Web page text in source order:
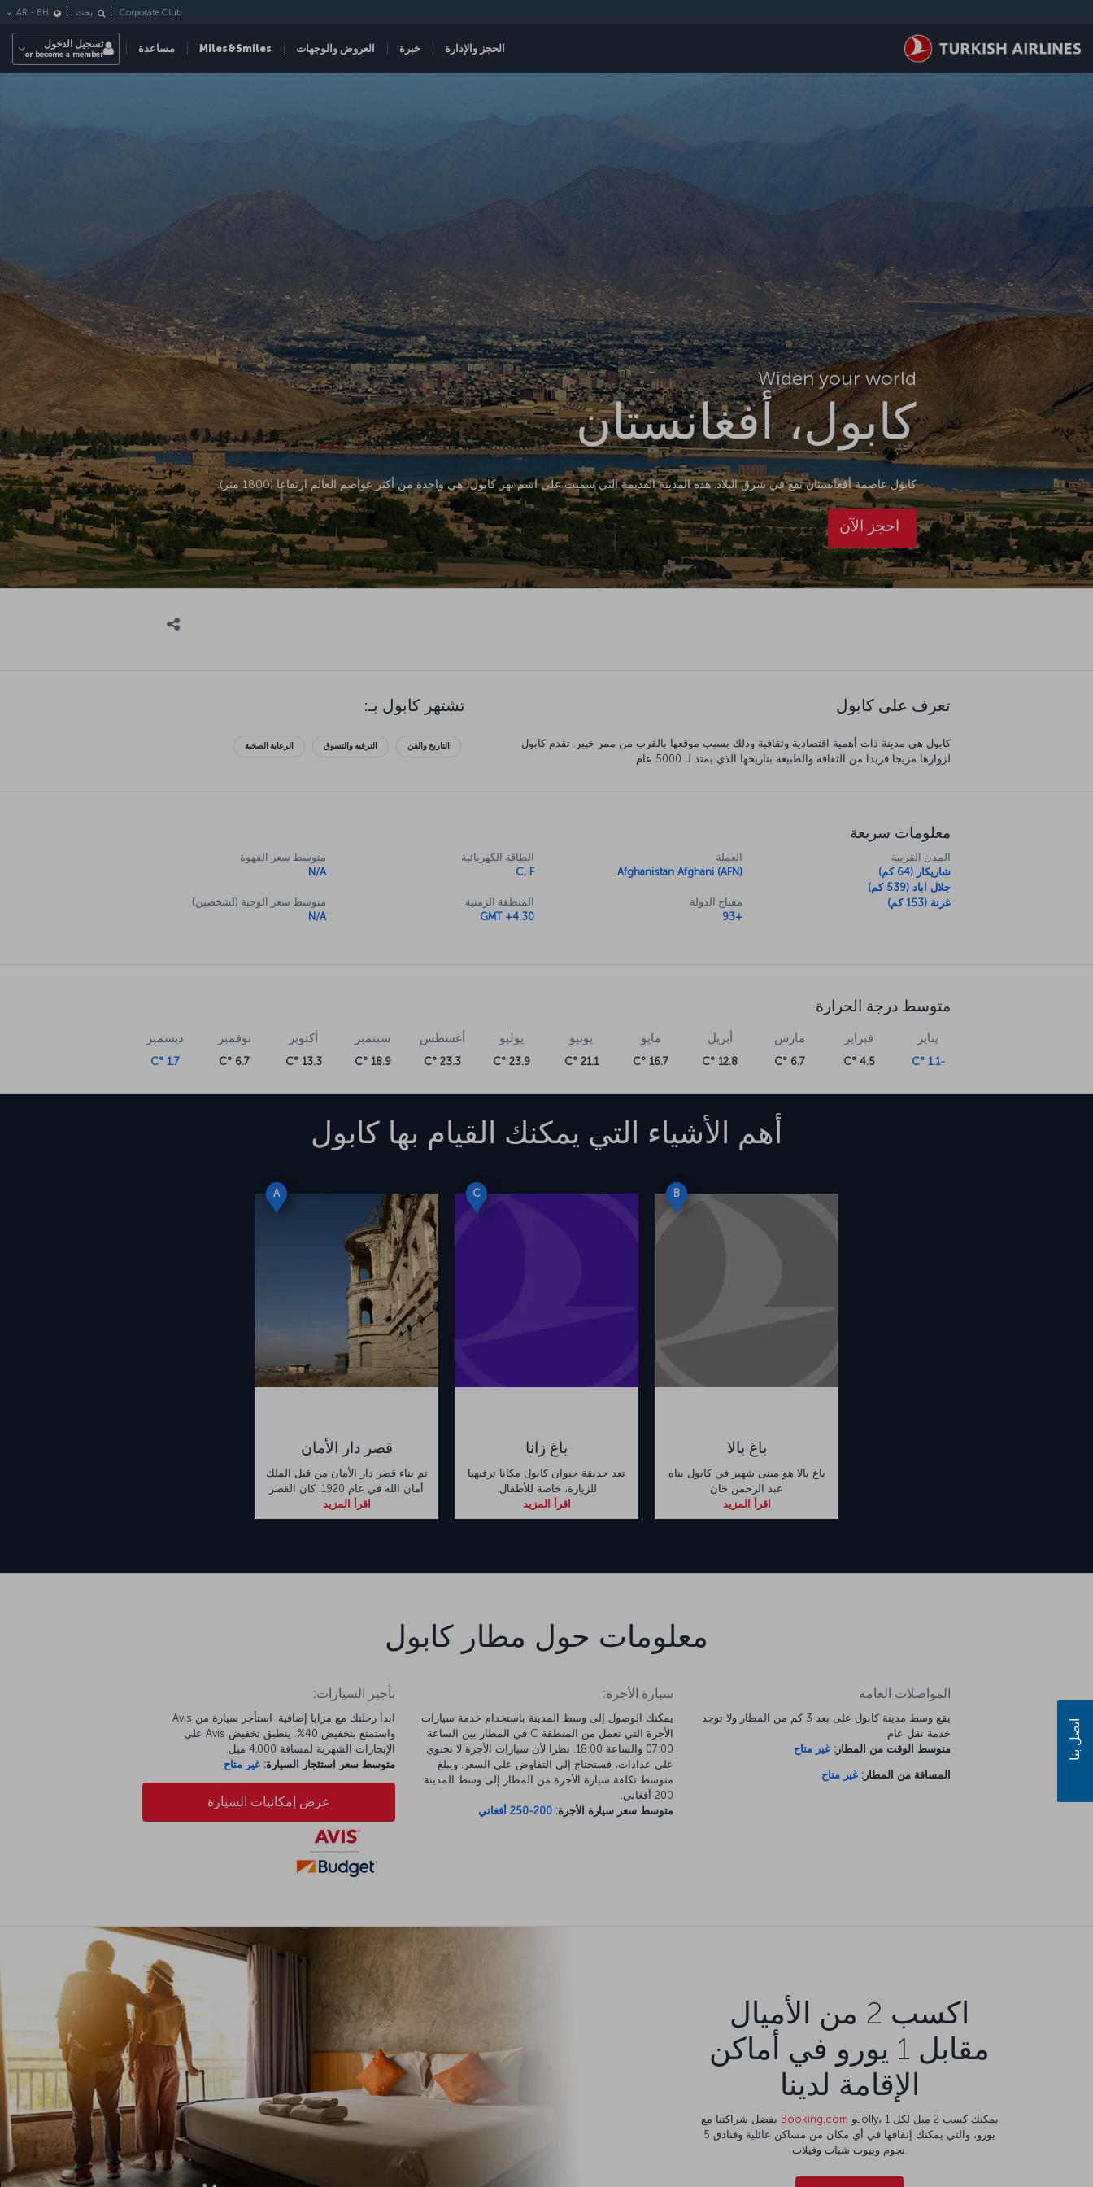
الحجز والإدارة خبرة العروض والوجهات Miles&Smiles مساعدة
Corporate Club بحث AR - BH
تسجيل الدخول
or become a member
Widen your world
كابول، أفغانستان
كابول عاصمة أفغانستان تقع في شرق البلاد. هذه المدينة القديمة التي سميت على اسم نهر كابول، هي واحدة من أكثر عواصم العالم ارتفاعا (1800 متر).
احجز الآن
تعرف على كابول
كابول هي مدينة ذات أهمية اقتصادية وثقافية وذلك بسبب موقعها بالقرب من ممر خيبر. تقدم كابول
لزوارها مزيجا فريدا من الثقافة والطبيعة بتاريخها الذي يمتد لـ 5000 عام.
تشتهر كابول بـ:
التاريخ والفن الترفيه والتسوق الرعاية الصحية
معلومات سريعة
المدن القريبة
شاريكار (64 كم)
جلال اباد (539 كم)
غزنة (153 كم)
العملة
Afghanistan Afghani (AFN)
مفتاح الدولة
+93
الطاقة الكهربائية
C, F
المنطقة الزمنية
GMT +4:30
متوسط سعر القهوة
N/A
متوسط سعر الوجبة (لشخصين)
N/A
متوسط درجة الحرارة
يناير
-1.1 °C
فبراير
4.5 °C
مارس
6.7 °C
أبريل
12.8 °C
مايو
16.7 °C
يونيو
21.1 °C
يوليو
23.9 °C
أغسطس
23.3 °C
سبتمبر
18.9 °C
أكتوبر
13.3 °C
نوفمبر
6.7 °C
ديسمبر
1.7 °C
أهم الأشياء التي يمكنك القيام بها كابول
B
باغ بالا
باغ بالا هو مبنى شهير في كابول بناه
عبد الرحمن خان
اقرأ المزيد
C
باغ زانا
تعد حديقة حيوان كابول مكانا ترفيهيا
للزيارة، خاصة للأطفال.
اقرأ المزيد
A
قصر دار الأمان
تم بناء قصر دار الأمان من قبل الملك
أمان الله في عام 1920. كان القصر
اقرأ المزيد
معلومات حول مطار كابول
المواصلات العامة
يقع وسط مدينة كابول على بعد 3 كم من المطار ولا توجد
خدمة نقل عام.
متوسط الوقت من المطار: غير متاح
المسافة من المطار: غير متاح
سيارة الأجرة:
يمكنك الوصول إلى وسط المدينة باستخدام خدمة سيارات
الأجرة التي تعمل من المنطقة C في المطار بين الساعة
07:00 والساعة 18:00. نظرا لأن سيارات الأجرة لا تحتوي
على عدادات، فستحتاج إلى التفاوض على السعر. ويبلغ
متوسط تكلفة سيارة الأجرة من المطار إلى وسط المدينة
200 أفغاني.
متوسط سعر سيارة الأجرة: 200-250 أفغاني
تأجير السيارات:
ابدأ رحلتك مع مزايا إضافية. استأجر سيارة من Avis
واستمتع بتخفيض 40%. ينطبق تخفيض Avis على
الإيجارات الشهرية لمسافة 4,000 ميل.
متوسط سعر استئجار السيارة: غير متاح
عرض إمكانيات السيارة
اكسب 2 من الأميال
مقابل 1 يورو في أماكن
الإقامة لدينا
Booking.com
يورو، والتي يمكنك إنفاقها في أي مكان من مساكن عائلية وفنادق 5
نجوم وبيوت شباب وفيلات.
اتصل بنا